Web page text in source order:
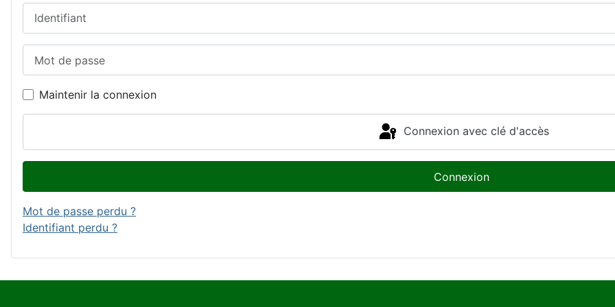
Maintenir la connexion
Connexion avec clé d'accès
Connexion
Mot de passe perdu ?
Identifiant perdu ?